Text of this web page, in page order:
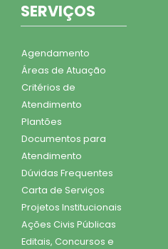
SERVIÇOS
Agendamento
Áreas de Atuação
Critérios de
Atendimento
Plantões
Documentos para
Atendimento
Dúvidas Frequentes
Carta de Serviços
Projetos Institucionais
Ações Civis Públicas
Editais, Concursos e